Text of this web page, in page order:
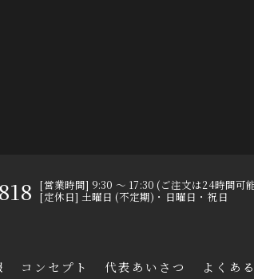
[営業時間] 9:30 ～ 17:30 (ご注文は24時間可
[定休日] 土曜日 (不定期)・日曜日・祝日
コンセプト 代表あいさつ よくあ